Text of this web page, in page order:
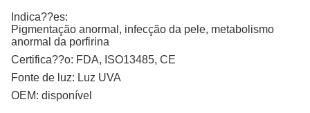
Indica??es:
Pigmentação anormal, infecção da pele, metabolismo
anormal da porfirina
Certifica??o: FDA, ISO13485, CE
Fonte de luz: Luz UVA
OEM: disponível